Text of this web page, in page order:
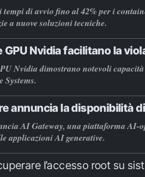
tempi di avvio fino al 42% per i
a nuove soluzioni tecniche.
GPU Nvidia facilitano la
Nvidia dimostrano notevoli
Systems.
annuncia la disponibilità
AI Gateway, una piattaforma AI-
applicazioni AI generative.
l’accesso root su